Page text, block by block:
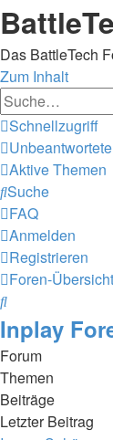
Das BattleTech
Zum Inhalt
Schnellzugriff
Aktive Themen
Suche
FAQ
Anmelden
Registrieren
Foren-Übersicht
Suche
Inplay
Forum
Themen
Beiträge
Letzter Beitrag